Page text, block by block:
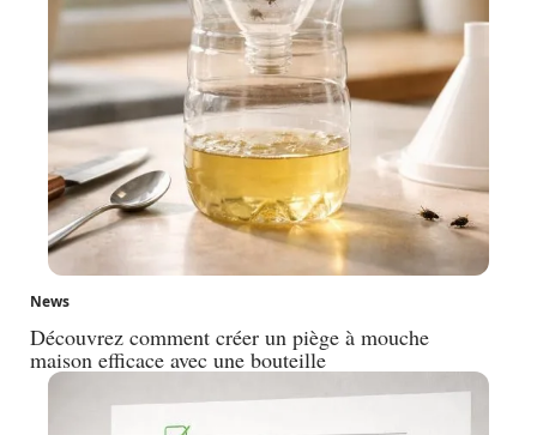
News
Découvrez comment créer un piège à mouche
maison efficace avec une bouteille